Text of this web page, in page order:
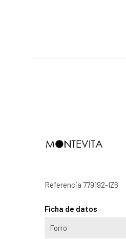
Referencia 779192-IZ6
Ficha de datos
Forro